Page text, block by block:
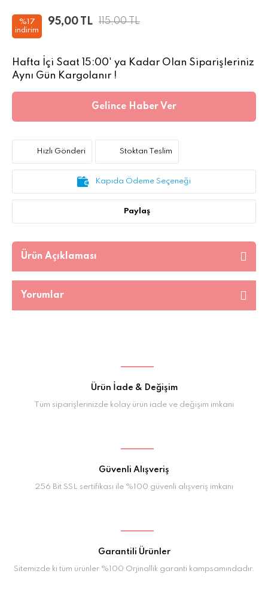
%17
indirim
95,00 TL 115,00 TL
Hafta İçi Saat 15:00' ya Kadar Olan Siparişleriniz
Aynı Gün Kargolanır !
Gelince Haber Ver
Hızlı Gönderi Stoktan Teslim
Kapıda Ödeme Seçeneği
Paylaş
Ürün Açıklaması
Yorumlar
Ürün İade & Değişim
Tüm siparişlerinizde kolay ürün iade ve değişim imkanı
Güvenli Alışveriş
256 Bit SSL sertifikası ile %100 güvenli alışveriş imkanı
Garantili Ürünler
Sitemizde ki tüm ürünler %100 Orjinallik garanti kampsamındadır.